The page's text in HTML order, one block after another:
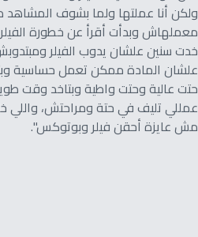
ولكن أنا عملتها ولما بشوف
معملهاش وبدأت أقرأ عن خطورة
خدت سنين علشان يدوب الفيلر
علشان المادة ممكن تعمل حساسية
حتت عالية وحتت واطية وبتاخد وقت
عمللي تليف في حتة ومراحتش، واللي
مش عايزة أحقن فيلر وبوتوكس".